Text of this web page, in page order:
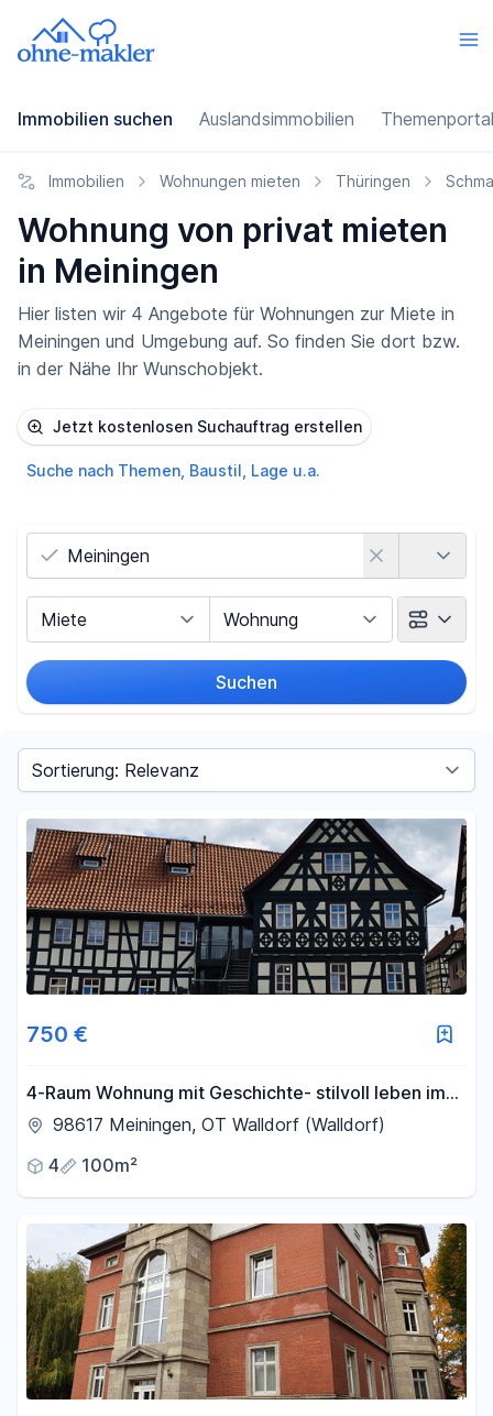
Immobilien suchen Auslandsimmobilien
Immobilien Wohnungen mieten Thüringen
Wohnung von privat mieten
in Meiningen
Hier listen wir 4 Angebote für Wohnungen zur Miete in
Meiningen und Umgebung auf. So finden Sie dort bzw.
in der Nähe Ihr Wunschobjekt.
Jetzt kostenlosen Suchauftrag erstellen
Suche nach Themen, Baustil, Lage u.a.
Suchen
- €
Filter für Preis zurücksetzen
Sortieren nach
750 €
4-Raum Wohnung mit Geschichte- stilvoll leben im
frisch sanierten Fachwerkhaus
98617 Meiningen, OT Walldorf (Walldorf)
4
100m²